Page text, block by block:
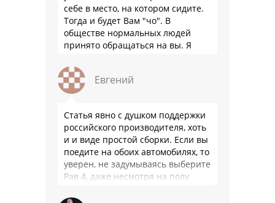
себе в место, на котором сидите.
Тогда и будет Вам "чо". В
обществе нормальных людей
принято обращаться на вы. Я
Евгений
Статья явно с душком поддержки
российского производителя, хоть
и и виде простой сборки. Если вы
поедите на обоих автомобилях, то
уверен, не задумываясь выберите
Рав 4, даже несмотря на полу